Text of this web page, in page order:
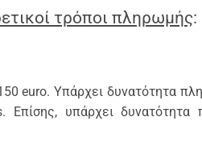
τρόποι πληρωμής:
euro. Υπάρχει δυνατότητα
Επίσης, υπάρχει